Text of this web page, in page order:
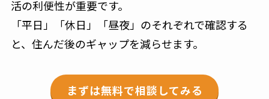
活の利便性が重要です。
「平日」「休日」「昼夜」のそれぞれで確認する
と、住んだ後のギャップを減らせます。
まずは無料で相談してみる